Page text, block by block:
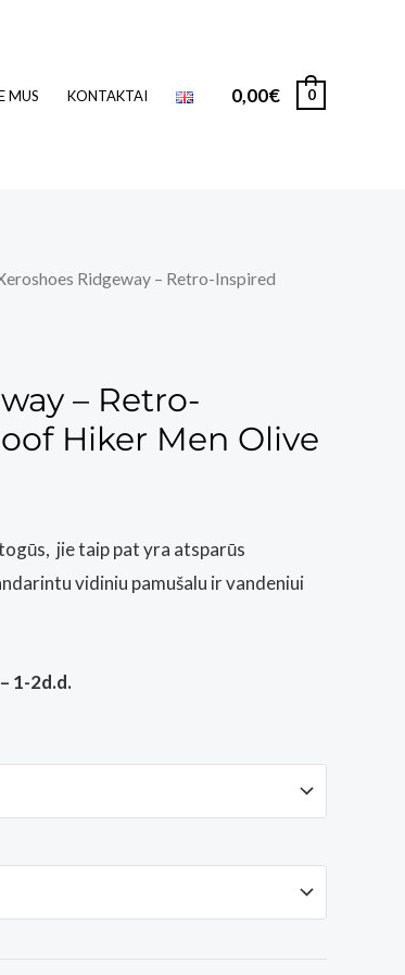
MUS KONTAKTAI 0,00€ 0
Ridgeway – Retro-Inspired
– Retro-
Hiker Men Olive
jie taip pat yra atsparūs
vidiniu pamušalu ir vandeniui
1-2d.d.